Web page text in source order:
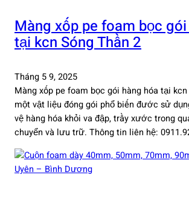
Màng xốp pe foam bọc
tại kcn Sóng Thần 2
Tháng 5 9, 2025
Màng xốp pe foam bọc gói hàng hóa tại
một vật liệu đóng gói phổ biến đước sử
vệ hàng hóa khỏi va đập, trầy xước trong
chuyển và lưu trữ. Thông tin liên hệ: